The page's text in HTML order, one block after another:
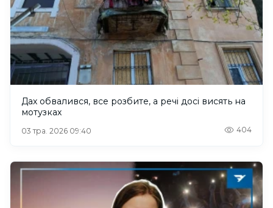
Дах обвалився, все розбите, а речі досі висять на
мотузках
03 тра. 2026 09:40 404